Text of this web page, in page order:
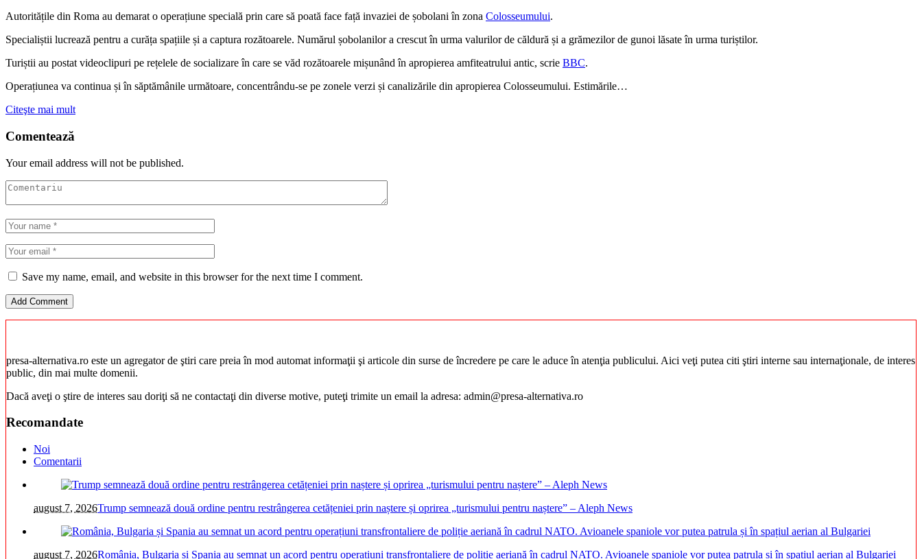
Autoritățile din Roma au demarat o operațiune specială prin care să poată face față invaziei de șobolani în zona Colosseumului.
Specialiștii lucrează pentru a curăța spațiile și a captura rozătoarele. Numărul șobolanilor a crescut în urma valurilor de căldură și a grămezilor de gunoi lăsate în urma turiștilor.
Turiștii au postat videoclipuri pe rețelele de socializare în care se văd rozătoarele mișunând în apropierea amfiteatrului antic, scrie BBC.
Operațiunea va continua și în săptămânile următoare, concentrându-se pe zonele verzi și canalizările din apropierea Colosseumului. Estimările…
Citeşte mai mult
Comentează
Your email address will not be published.
Save my name, email, and website in this browser for the next time I comment.
presa-alternativa.ro este un agregator de ştiri care preia în mod automat informaţii şi articole din surse de încredere pe care le aduce în atenţia publicului. Aici veţi putea citi ştiri interne sau internaţionale, de interes
public, din mai multe domenii.
Dacă aveţi o ştire de interes sau doriţi să ne contactaţi din diverse motive, puteţi trimite un email la adresa: admin@presa-alternativa.ro
Recomandate
Noi
Comentarii
august 7, 2026Trump semnează două ordine pentru restrângerea cetățeniei prin naștere și oprirea „turismului pentru naștere” – Aleph News
august 7, 2026România, Bulgaria și Spania au semnat un acord pentru operațiuni transfrontaliere de poliție aeriană în cadrul NATO. Avioanele spaniole vor putea patrula și în spațiul aerian al Bulgariei